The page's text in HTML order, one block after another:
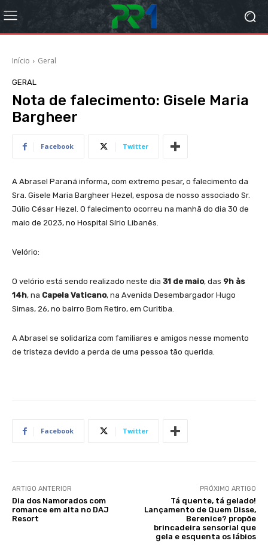
Início Geral
GERAL
Nota de falecimento: Gisele Maria
Bargheer
Facebook Twitter
A Abrasel Paraná informa, com extremo pesar, o falecimento da
Sra. Gisele Maria Bargheer Hezel, esposa de nosso associado Sr.
Júlio César Hezel. O falecimento ocorreu na manhã do dia 30 de
maio de 2023, no Hospital Sírio Libanês.
Velório:
O velório está sendo realizado neste dia 31 de maio, das 9h às
14h, na Capela Vaticano, na Avenida Desembargador Hugo
Simas, 26, no bairro Bom Retiro, em Curitiba.
A Abrasel se solidariza com familiares e amigos nesse momento
de tristeza devido a perda de uma pessoa tão querida.
Facebook Twitter
ARTIGO ANTERIOR
Dia dos Namorados com
romance em alta no DAJ
Resort
PRÓXIMO ARTIGO
Tá quente, tá gelado!
Lançamento de Quem Disse,
Berenice? propõe
brincadeira sensorial que
gela e esquenta os lábios